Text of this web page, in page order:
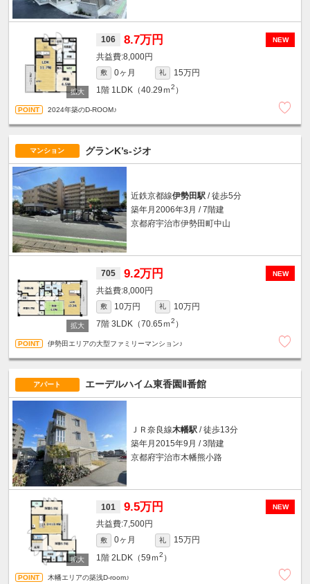
NEW
106 8.7万円
8,000円
敷 0ヶ月 礼
15万円
1階 1LDK（40.29ｍ2 ）
2024年築のD-ROOM♪
マンション グランK’s-ジオ
近鉄京都線伊勢田駅/ 徒歩5分
築年月2006年3月 / 7階建
京都府宇治市伊勢田町中山
NEW
705 9.2万円
8,000円
敷 10万円 礼
10万円
7階 3LDK（70.65ｍ2 ）
伊勢田エリアの大型ファミリーマンション♪
アパート エーデルハイム東香園Ⅱ番館
ＪＲ奈良線木幡駅/ 徒歩13分
築年月2015年9月 / 3階建
京都府宇治市木幡熊小路
NEW
101 9.5万円
7,500円
敷 0ヶ月 礼
15万円
1階 2LDK（59ｍ2 ）
木幡エリアの築浅D-room♪